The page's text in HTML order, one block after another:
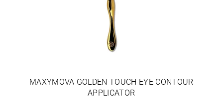
MAXYMOVA GOLDEN TOUCH EYE CONTOUR
APPLICATOR